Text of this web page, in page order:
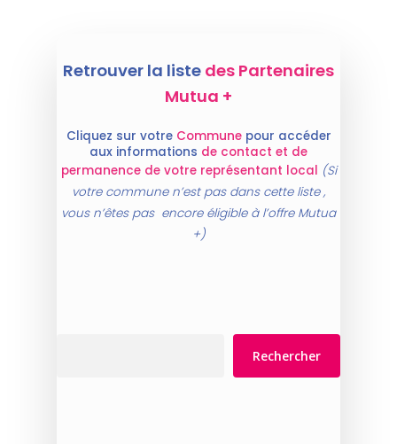
Retrouver la liste des Partenaires
Mutua +
Cliquez sur votre Commune pour accéder
aux informations de contact et de
permanence de votre représentant local (Si
votre commune n’est pas dans cette liste ,
vous n’êtes pas encore éligible à l’offre Mutua
+)
Rechercher